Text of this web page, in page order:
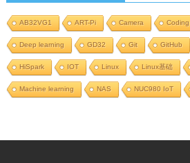
AB32VG1 ART-Pi Camera Coding
Deep learning GD32 Git GitHub
HiSpark IOT Linux Linux基础
Machine learning NAS NUC980 IoT